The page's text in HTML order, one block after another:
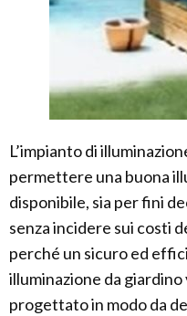
L’impianto di
permettere una buona
disponibile, sia per fini
senza incidere sui costi
perché un sicuro ed
illuminazione da
progettato in modo da